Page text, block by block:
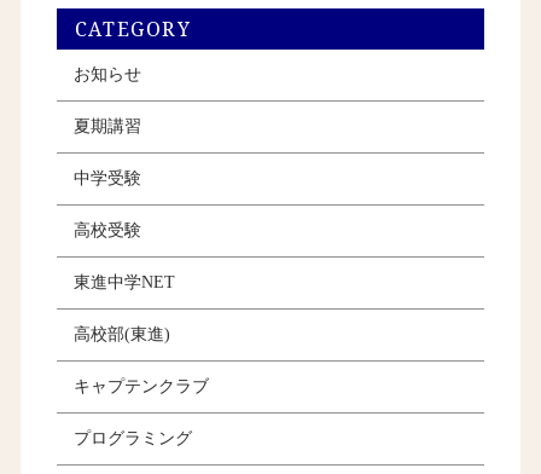
CATEGORY
お知らせ
夏期講習
中学受験
高校受験
東進中学NET
高校部(東進)
キャプテンクラブ
プログラミング